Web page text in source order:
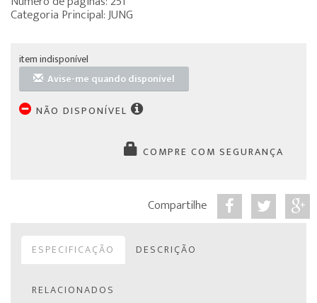
Categoria Principal: JUNG
item indisponível
Avise-me quando disponível
NÃO DISPONÍVEL
COMPRE COM SEGURANÇA
Compartilhe
ESPECIFICAÇÃO DESCRIÇÃO
RELACIONADOS